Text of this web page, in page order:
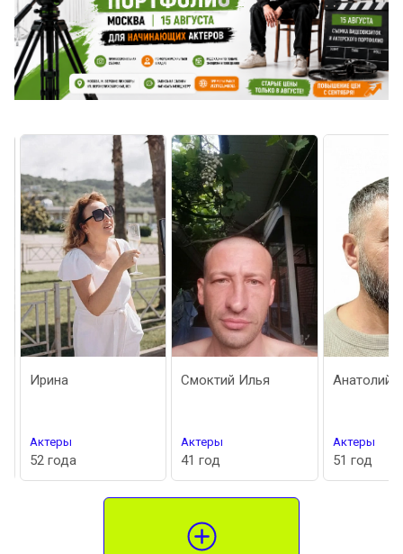
Ирина
Актеры
52 года
Смоктий Илья
Актеры
41 год
Анатолий
Актеры
51 год